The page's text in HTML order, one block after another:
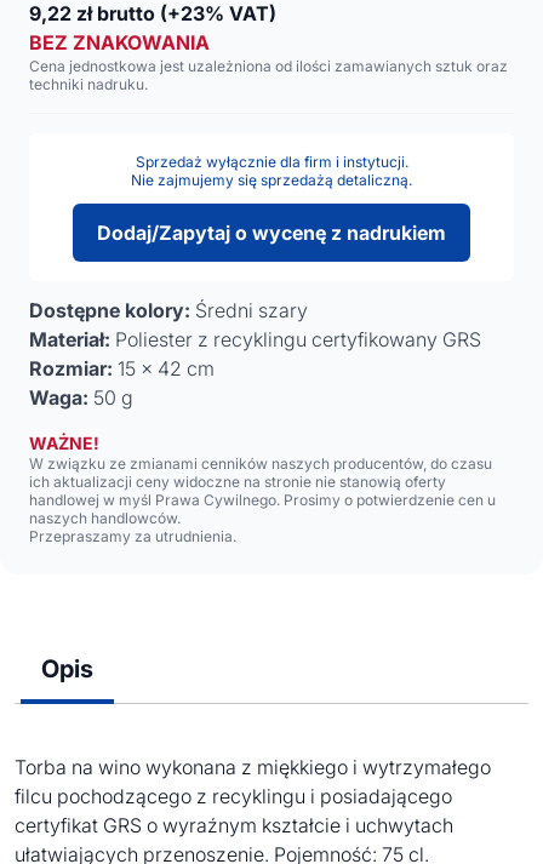
9,22 zł brutto (+23% VAT)
BEZ ZNAKOWANIA
Cena jednostkowa jest uzależniona od ilości zamawianych sztuk oraz
techniki nadruku.
Sprzedaż wyłącznie dla firm i instytucji.
Nie zajmujemy się sprzedażą detaliczną.
Dodaj/Zapytaj o wycenę z nadrukiem
Dostępne kolory: Średni szary
Materiał: Poliester z recyklingu certyfikowany GRS
Rozmiar: 15 x 42 cm
Waga: 50 g
WAŻNE!
W związku ze zmianami cenników naszych producentów, do czasu
ich aktualizacji ceny widoczne na stronie nie stanowią oferty
handlowej w myśl Prawa Cywilnego. Prosimy o potwierdzenie cen u
naszych handlowców.
Przepraszamy za utrudnienia.
Opis
Torba na wino wykonana z miękkiego i wytrzymałego
filcu pochodzącego z recyklingu i posiadającego
certyfikat GRS o wyraźnym kształcie i uchwytach
ułatwiających przenoszenie. Pojemność: 75 cl.